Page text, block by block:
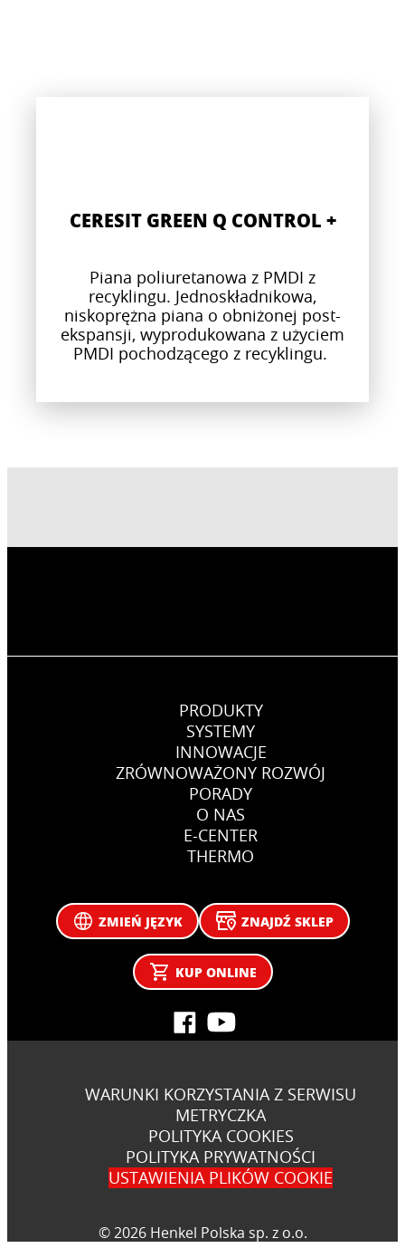
CERESIT GREEN Q CONTROL +
Piana poliuretanowa z PMDI z
recyklingu. Jednoskładnikowa,
niskoprężna piana o obniżonej post-
ekspansji, wyprodukowana z użyciem
PMDI pochodzącego z recyklingu.
PRODUKTY
SYSTEMY
INNOWACJE
ZRÓWNOWAŻONY ROZWÓJ
PORADY
O NAS
E-CENTER
THERMO
ZMIEŃ JĘZYK ZNAJDŹ SKLEP
KUP ONLINE
WARUNKI KORZYSTANIA Z SERWISU
METRYCZKA
POLITYKA COOKIES
POLITYKA PRYWATNOŚCI
USTAWIENIA PLIKÓW COOKIE
© 2026 Henkel Polska sp. z o.o.